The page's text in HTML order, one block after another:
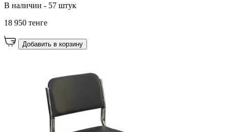
В наличии - 57 штук
18 950 тенге
Добавить в корзину